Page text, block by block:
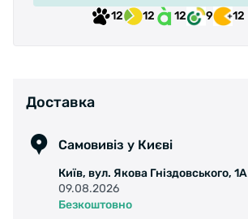
12 12 12 9 12
Доставка
Самовивіз у Києві
Київ, вул. Якова Гніздовського, 1А
09.08.2026
Безкоштовно